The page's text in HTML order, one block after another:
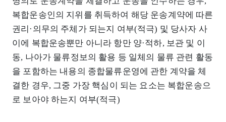
복합운송인의 지위를 취득하여 해당 운송계약에 따른
권리·의무의 주체가 되는지 여부(적극) 및 당사자 사
이에 복합운송뿐만 아니라 항만 양·적하, 보관 및 이
동, 나아가 물류정보의 활용 등 일체의 물류 관련 활동
을 포함하는 내용의 종합물류운영에 관한 계약을 체
결한 경우, 그중 가장 핵심이 되는 요소는 복합운송으
로 보아야 하는지 여부(적극)